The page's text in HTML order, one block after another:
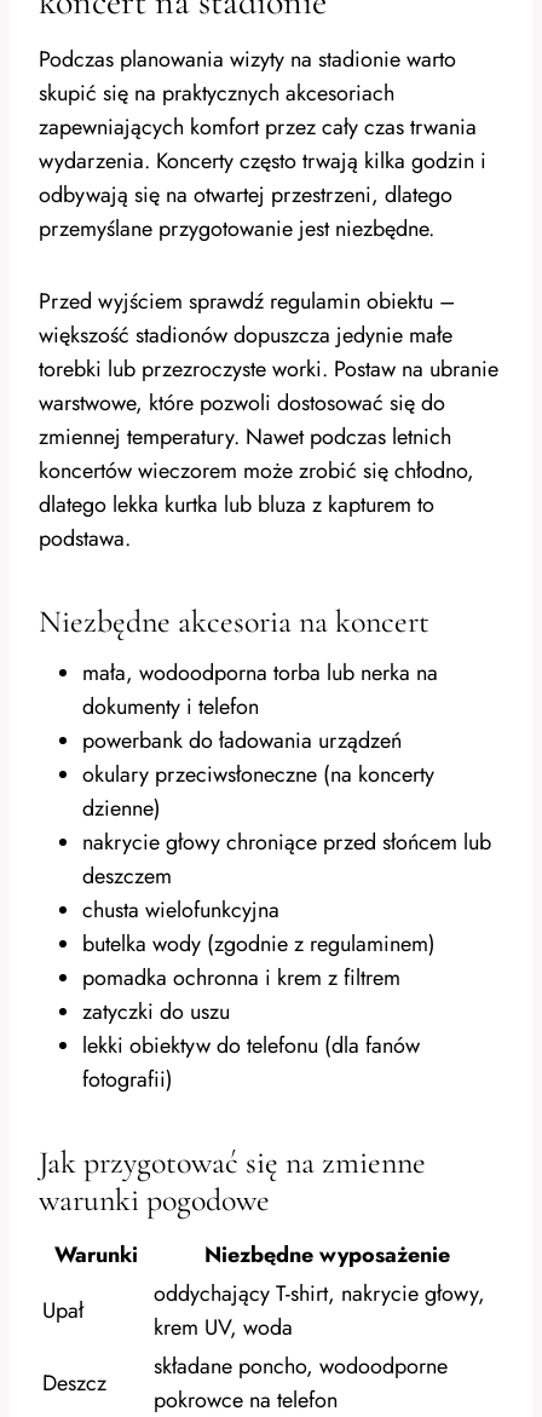
Podczas planowania wizyty na stadionie warto
skupić się na praktycznych akcesoriach
zapewniających komfort przez cały czas trwania
wydarzenia. Koncerty często trwają kilka godzin i
odbywają się na otwartej przestrzeni, dlatego
przemyślane przygotowanie jest niezbędne.
Przed wyjściem sprawdź regulamin obiektu –
większość stadionów dopuszcza jedynie małe
torebki lub przezroczyste worki. Postaw na ubranie
warstwowe, które pozwoli dostosować się do
zmiennej temperatury. Nawet podczas letnich
koncertów wieczorem może zrobić się chłodno,
dlatego lekka kurtka lub bluza z kapturem to
podstawa.
Niezbędne akcesoria na koncert
mała, wodoodporna torba lub nerka na
dokumenty i telefon
powerbank do ładowania urządzeń
okulary przeciwsłoneczne (na koncerty
dzienne)
nakrycie głowy chroniące przed słońcem lub
deszczem
chusta wielofunkcyjna
butelka wody (zgodnie z regulaminem)
pomadka ochronna i krem z filtrem
zatyczki do uszu
lekki obiektyw do telefonu (dla fanów
fotografii)
Jak przygotować się na zmienne
warunki pogodowe
Warunki
Niezbędne wyposażenie
Upał
oddychający T-shirt, nakrycie głowy,
krem UV, woda
Deszcz
składane poncho, wodoodporne
pokrowce na telefon